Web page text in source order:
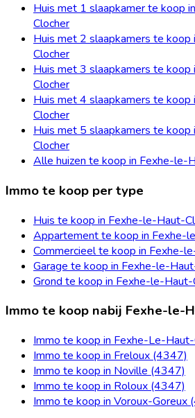
Huis met 1 slaapkamer te koop
Clocher
Huis met 2 slaapkamers te
Clocher
Huis met 3 slaapkamers te
Clocher
Huis met 4 slaapkamers te
Clocher
Huis met 5 slaapkamers te
Clocher
Alle huizen te koop in Fexhe-le-
Immo te koop per type
Huis te koop in Fexhe-le-Haut-
Appartement te koop in Fexhe-
Commercieel te koop in Fexhe-
Garage te koop in Fexhe-le-
Grond te koop in Fexhe-le-Haut-
Immo te koop nabij Fexhe-le-
Immo te koop in Fexhe-Le-
Immo te koop in Freloux (4347)
Immo te koop in Noville (4347)
Immo te koop in Roloux (4347)
Immo te koop in Voroux-Goreux